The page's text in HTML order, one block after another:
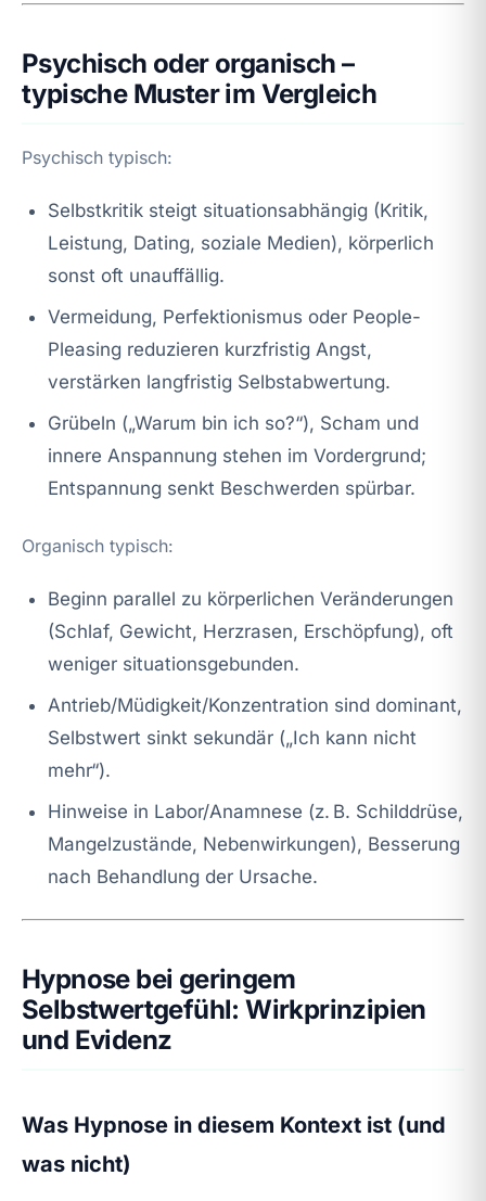
Psychisch oder organisch –
typische Muster im Vergleich
Psychisch typisch:
Selbstkritik steigt situationsabhängig (Kritik,
Leistung, Dating, soziale Medien), körperlich
sonst oft unauffällig.
Vermeidung, Perfektionismus oder People-
Pleasing reduzieren kurzfristig Angst,
verstärken langfristig Selbstabwertung.
Grübeln („Warum bin ich so?“), Scham und
innere Anspannung stehen im Vordergrund;
Entspannung senkt Beschwerden spürbar.
Organisch typisch:
Beginn parallel zu körperlichen Veränderungen
(Schlaf, Gewicht, Herzrasen, Erschöpfung), oft
weniger situationsgebunden.
Antrieb/Müdigkeit/Konzentration sind dominant,
Selbstwert sinkt sekundär („Ich kann nicht
mehr“).
Hinweise in Labor/Anamnese (z. B. Schilddrüse,
Mangelzustände, Nebenwirkungen), Besserung
nach Behandlung der Ursache.
Hypnose bei geringem
Selbstwertgefühl: Wirkprinzipien
und Evidenz
Was Hypnose in diesem Kontext ist (und
was nicht)